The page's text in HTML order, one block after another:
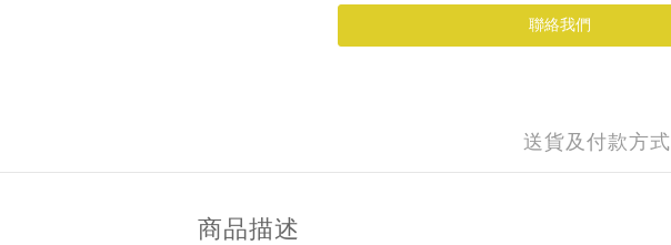
聯絡我們
送貨及付款方式
商品描述